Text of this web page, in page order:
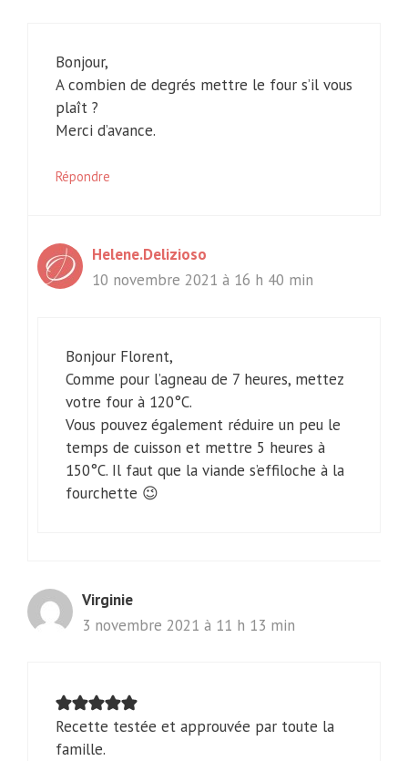
Bonjour,
A combien de degrés mettre le four s’il vous
plaît ?
Merci d’avance.
Répondre
Helene.Delizioso
10 novembre 2021 à 16 h 40 min
Bonjour Florent,
Comme pour l’agneau de 7 heures, mettez
votre four à 120°C.
Vous pouvez également réduire un peu le
temps de cuisson et mettre 5 heures à
150°C. Il faut que la viande s’effiloche à la
fourchette 😉
Virginie
3 novembre 2021 à 11 h 13 min
Recette testée et approuvée par toute la
famille.